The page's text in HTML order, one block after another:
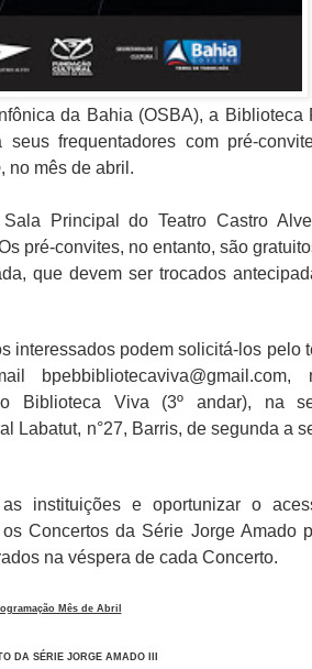
da Bahia (OSBA), a Biblioteca
frequentadores com pré-
, no mês de abril.
Principal do Teatro Castro
pré-convites, no entanto, são
que devem ser trocados
interessados podem solicitá-los pelo
bpebbibliotecaviva@gmail.com,
Biblioteca Viva (3º andar), na
Labatut, n°27, Barris, de segunda a
instituições e oportunizar o
Concertos da Série Jorge Amado
na véspera de cada Concerto.
Mês de Abril
DA SÉRIE JORGE AMADO III